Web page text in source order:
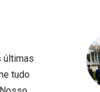
últimas
tudo